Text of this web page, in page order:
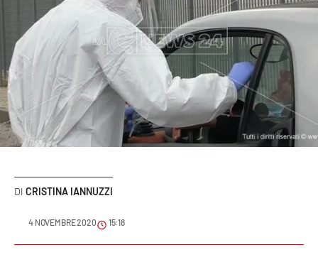
Economia e lavoro
Italia Mondo
Sanità
Sport
Meteo
CRISTINA IANNUZZI
4 NOVEMBRE 2020 15:18